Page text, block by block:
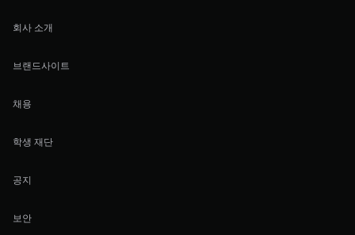
회사 소개
브랜드사이트
채용
학생 재단
공지
보안